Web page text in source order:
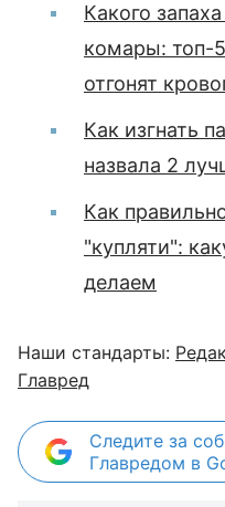
Какого
комары: топ-
отгонят
Как изгнать
назвала 2
Как
"купляти":
делаем
Наши стандарты:
Главред
Следите за
Главредом в